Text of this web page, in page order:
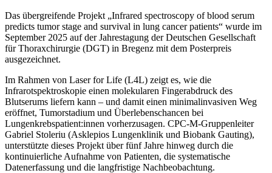
Das übergreifende Projekt „Infrared spectroscopy of blood serum
predicts tumor stage and survival in lung cancer patients“ wurde im
September 2025 auf der Jahrestagung der Deutschen Gesellschaft
für Thoraxchirurgie (DGT) in Bregenz mit dem Posterpreis
ausgezeichnet.
Im Rahmen von Laser for Life (L4L) zeigt es, wie die
Infrarotspektroskopie einen molekularen Fingerabdruck des
Blutserums liefern kann – und damit einen minimalinvasiven Weg
eröffnet, Tumorstadium und Überlebenschancen bei
Lungenkrebspatient:innen vorherzusagen. CPC-M-Gruppenleiter
Gabriel Stoleriu (Asklepios Lungenklinik und Biobank Gauting),
unterstützte dieses Projekt über fünf Jahre hinweg durch die
kontinuierliche Aufnahme von Patienten, die systematische
Datenerfassung und die langfristige Nachbeobachtung.